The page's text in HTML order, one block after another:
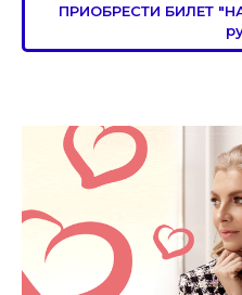
ПРИОБРЕСТИ БИЛЕТ